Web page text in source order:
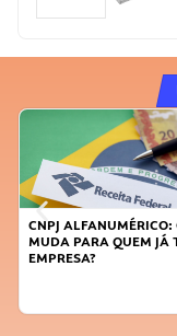
CNPJ ALFANUMÉRICO:
MUDA PARA QUEM JÁ
EMPRESA?